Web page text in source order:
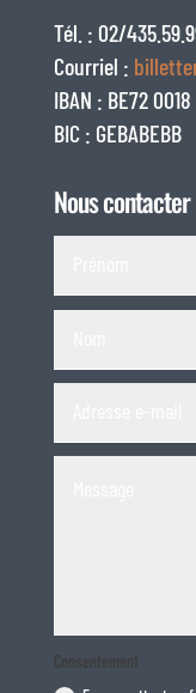
Tél. : 02/
Courriel :
IBAN : BE72
BIC : GEBABEBB
Nous contacter
Consentement